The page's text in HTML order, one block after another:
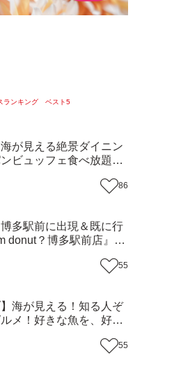
ランキング ベスト5
海が見える絶景ダイニン
ビュッフェ食べ放題で
』（福岡・糸島市）86
博多駅前に出現＆既に行
donut？博多駅前店』徹
オシメニューも紹介！55
】海が見える！知る人ぞ
メ！好きな魚を、好き
市西区）【まち歩き】55